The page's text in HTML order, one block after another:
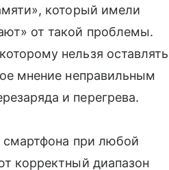
который имели
от такой проблемы.
нельзя оставлять
мнение неправильным
и перегрева.
смартфона при любой
корректный диапазон